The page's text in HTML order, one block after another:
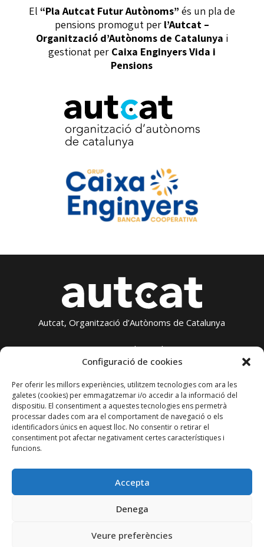
Configuració de cookies
Per oferir les millors experiències, utilitzem tecnologies com ara les
galetes (cookies) per emmagatzemar i/o accedir a la informació del
dispositiu. El consentiment a aquestes tecnologies ens permetrà
processar dades com ara el comportament de navegació o els
identificadors únics en aquest lloc. No consentir o retirar el
consentiment pot afectar negativament certes característiques i
funcions.
Accepta
Denega
Veure preferències
El “Pla Autcat Futur Autònoms” és un pla de
pensions promogut per l’Autcat –
Organització d’Autònoms de Catalunya i
gestionat per Caixa Enginyers Vida i
Pensions
Autcat, Organització d’Autònoms de Catalunya
Contacta amb nosaltres
autcat@cecot.org
Terrassa – Sant Pau 6, 08221
Avís legal
Política de privadesa
Política de cookies
Amb el suport de:
Patrocinador: